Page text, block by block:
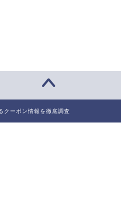
ーポン情報を徹底調査